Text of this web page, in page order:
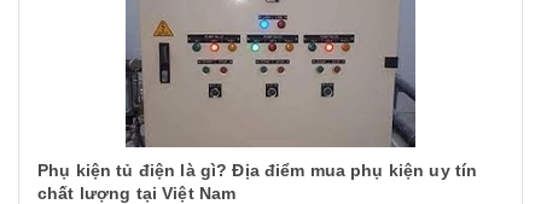
Phụ kiện tủ điện là gì? Địa điểm mua phụ kiện uy tín
chất lượng tại Việt Nam